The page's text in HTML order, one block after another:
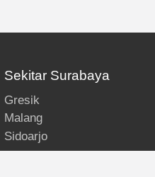
Sekitar Surabaya
Gresik
Malang
Sidoarjo